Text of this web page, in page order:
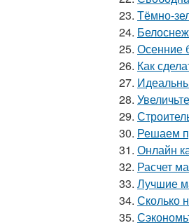
23. Тёмно-
24.
25. Осенние
26. Как
27.
28.
29.
30. Решаем
31. Онлайн
32. Расчет
33. Лучшие
34. Сколько
35.